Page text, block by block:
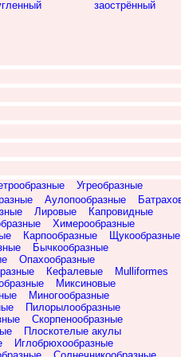
заострённый
Угреобразные
Аулопообразные
Лировые
Капровидные
Химерообразные
Карпообразные
Щукообразные
Бычкообразные
Опахообразные
Кефалевые
Mulliformes
Миксиновые
Миногообразные
Пилорылообразные
Скорпенообразные
Плоскотелые акулы
Иглобрюхообразные